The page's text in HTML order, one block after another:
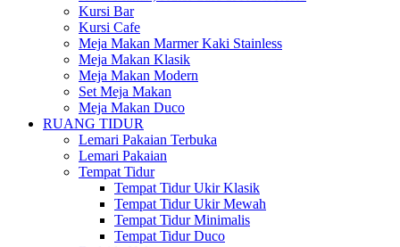
Kursi Bar
Kursi Cafe
Meja Makan Marmer Kaki Stainless
Meja Makan Klasik
Meja Makan Modern
Set Meja Makan
Meja Makan Duco
RUANG TIDUR
Lemari Pakaian Terbuka
Lemari Pakaian
Tempat Tidur
Tempat Tidur Ukir Klasik
Tempat Tidur Ukir Mewah
Tempat Tidur Minimalis
Tempat Tidur Duco